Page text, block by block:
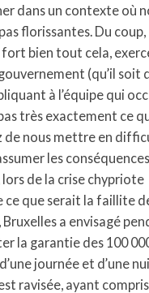
dans un contexte où
florissantes. Du coup,
fort bien tout cela,
(qu’il soit
à l’équipe qui
très exactement ce
de nous mettre en
les
lors de la crise chypriote
ce que serait la faillite
a envisagé
la garantie des 100
journée et d’une
ravisée, ayant